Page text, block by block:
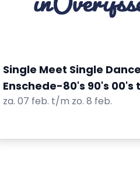
Single Meet Single
Enschede-80's 90's 00's
za. 07 feb. t/m zo. 8 feb.